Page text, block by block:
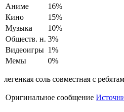
Аниме
16%
Кино
15%
Музыка
10%
Обществ. н. 3%
Видеоигры 1%
Мемы
0%
легенкая соль совместная с
Оригинальное сообщение